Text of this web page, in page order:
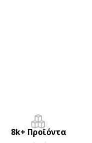
8k+ Προϊόντα